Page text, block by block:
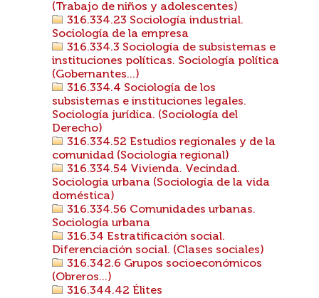
(Trabajo de niños y adolescentes)
316.334.23 Sociología industrial.
Sociología de la empresa
316.334.3 Sociología de subsistemas e
instituciones políticas. Sociología política
(Gobernantes...)
316.334.4 Sociología de los
subsistemas e instituciones legales.
Sociología jurídica. (Sociología del
Derecho)
316.334.52 Estudios regionales y de la
comunidad (Sociología regional)
316.334.54 Vivienda. Vecindad.
Sociología urbana (Sociología de la vida
doméstica)
316.334.56 Comunidades urbanas.
Sociología urbana
316.34 Estratificación social.
Diferenciación social. (Clases sociales)
316.342.6 Grupos socioeconómicos
(Obreros...)
316.344.42 Élites